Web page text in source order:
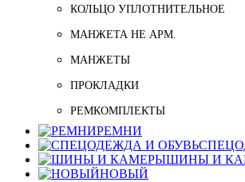
КОЛЬЦО УПЛОТНИТЕЛЬНОЕ
МАНЖЕТА НЕ АРМ.
МАНЖЕТЫ
ПРОКЛАДКИ
РЕМКОМПЛЕКТЫ
РЕМНИ
ШИНЫ И
НОВЫЙ